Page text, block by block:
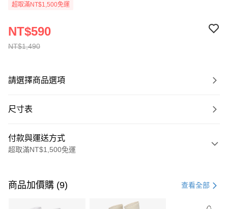
超取滿NT$1,500免運
NT$1,490
NT$590
請選擇商品選項
尺寸表
付款與運送方式
超取滿NT$1,500免運
信用卡一次付款
商品加價購 (9) 查看全部